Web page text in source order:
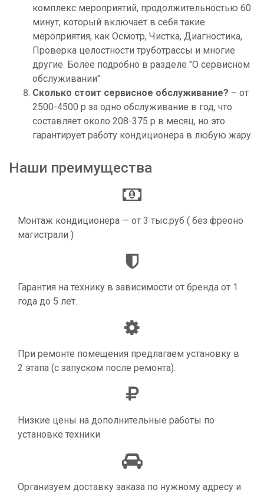
комплекс мероприятий, продолжительностью 60
минут, который включает в себя такие
мероприятия, как Осмотр, Чистка, Диагностика,
Проверка целостности труботрассы и многие
другие. Более подробно в разделе "О сервисном
обслуживании"
Сколько стоит сервисное обслуживание? – от
2500-4500 р за одно обслуживание в год, что
составляет около 208-375 р в месяц, но это
гарантирует работу кондиционера в любую жару.
Наши преимущества
Монтаж кондиционера — от 3 тыс.руб ( без фреоно
магистрали )
Гарантия на технику в зависимости от бренда от 1
года до 5 лет.
При ремонте помещения предлагаем установку в
2 этапа (с запуском после ремонта).
Низкие цены на дополнительные работы по
установке техники
Организуем доставку заказа по нужному адресу и